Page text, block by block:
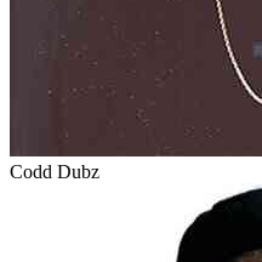
Codd Dubz